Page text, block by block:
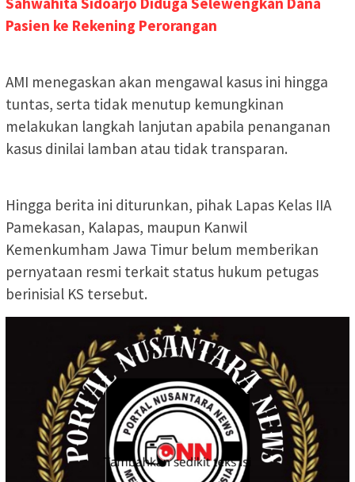
Pasien ke Rekening Perorangan
AMI menegaskan akan mengawal kasus ini hingga
tuntas, serta tidak menutup kemungkinan
melakukan langkah lanjutan apabila penanganan
kasus dinilai lamban atau tidak transparan.
Hingga berita ini diturunkan, pihak Lapas Kelas IIA
Pamekasan, Kalapas, maupun Kanwil
Kemenkumham Jawa Timur belum memberikan
pernyataan resmi terkait status hukum petugas
berinisial KS tersebut.